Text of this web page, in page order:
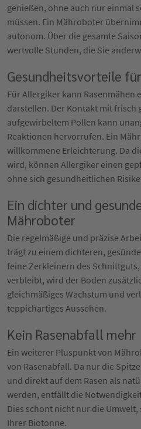
genießen, ohne auch nur einmal
müssen. Ein Mähroboter
autonom. Über die gesamte
wertvolle Stunden, die Sie
Gesundheitsvorteile
Für Allergiker kann Rasenmähen
darstellen. Der Kontakt mit frisch
aufgewirbeltem Pollen kann
Reaktionen hervorrufen. Ein
willkommene Erleichterung. Da
wird, können Allergiker einen
ohne sich gesundheitlichen
Ein dichter und
Mähroboter
Die regelmäßige und präzise
trägt zu einem dichteren,
feine Zerkleinern des Schnittguts,
verbleibt, wird der Boden
gleichmäßiges Wachstum und
teppichartiges Aussehen.
Kein Rasenabfall mehr
Ein weiterer Pluspunkt von
von Rasenabfall. Da nur die
und direkt auf dem Rasen als
werden, entfällt die
Dies schont nicht nur die
Ihrer Biotonne.